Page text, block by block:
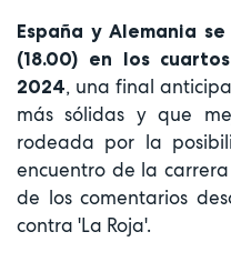
España y Alemania
(18.00) en los
2024, una final
más sólidas y que
rodeada por la
encuentro de la
de los comentarios
contra 'La Roja'.